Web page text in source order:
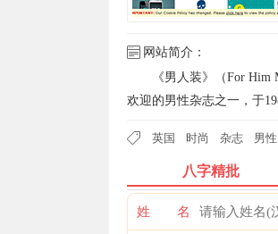
网站简介：
《男人装》（For
欢迎的男性杂志之一，于
英国 时尚 杂志 男性
八字精批
姓 名